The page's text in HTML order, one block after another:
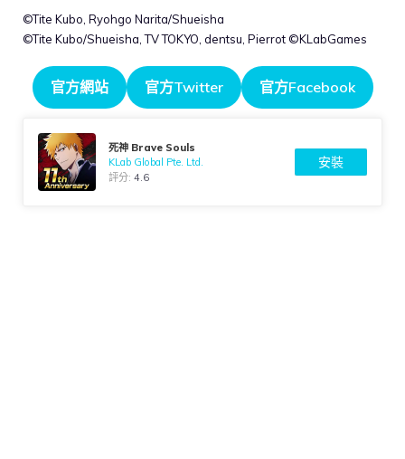
©Tite Kubo, Ryohgo Narita/Shueisha
©Tite Kubo/Shueisha, TV TOKYO, dentsu, Pierrot ©KLabGames
官方網站 官方Twitter 官方Facebook
死神 Brave Souls
KLab Global Pte. Ltd.
評分:4.6
安裝